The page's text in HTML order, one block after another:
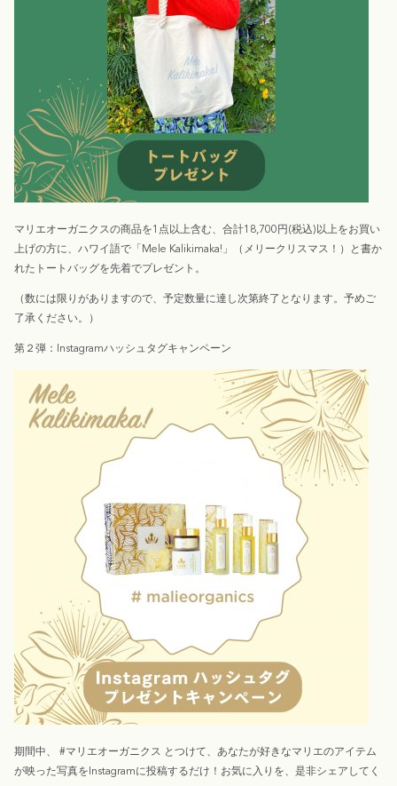
マリエオーガニクスの商品を1点以上含む、合計18,700円(税込)以上をお買い
上げの方に、ハワイ語で「Mele Kalikimaka!」（メリークリスマス！）と書か
れたトートバッグを先着でプレゼント。
（数には限りがありますので、予定数量に達し次第終了となります。予めご
了承ください。）
第２弾：Instagramハッシュタグキャンペーン
期間中、 #マリエオーガニクス とつけて、あなたが好きなマリエのアイテム
が映った写真をInstagramに投稿するだけ！お気に入りを、是非シェアしてく